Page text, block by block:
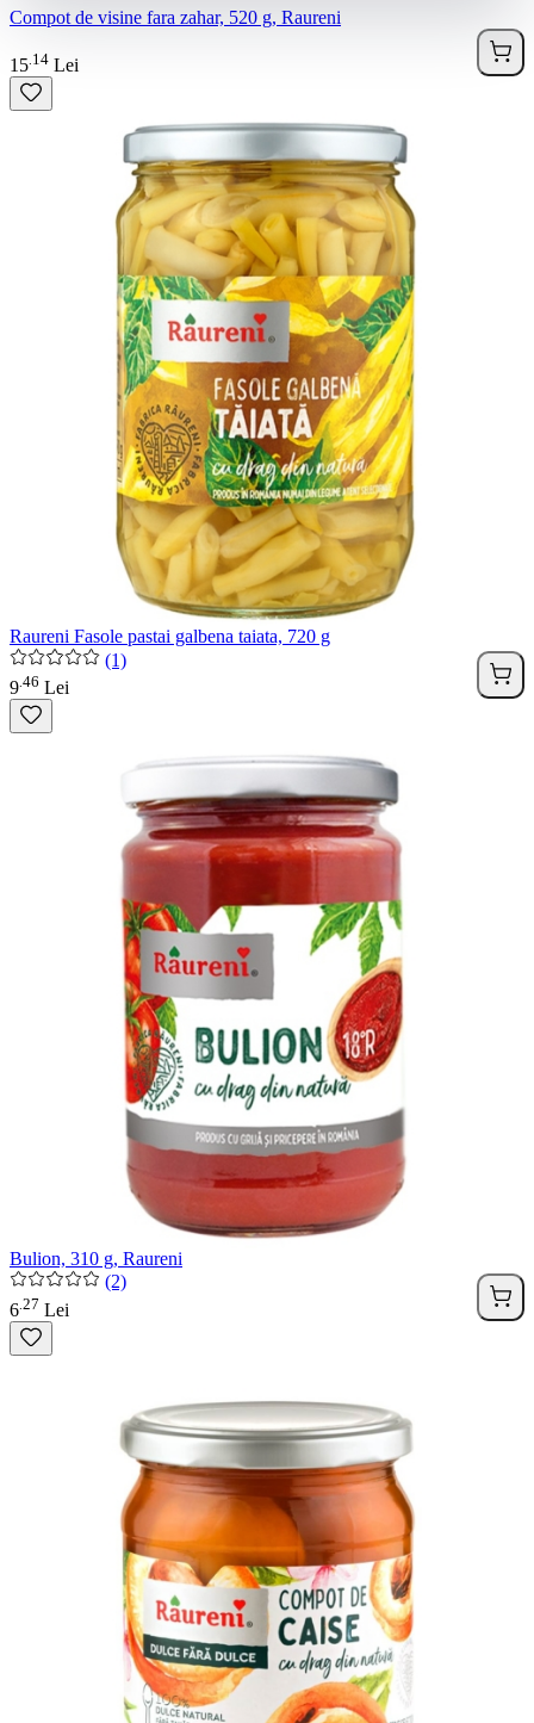
Compot de visine fara zahar, 520 g, Raureni
15 14 Lei
Raureni Fasole pastai galbena taiata, 720 g
(1)
9 46 Lei
Bulion, 310 g, Raureni
(2)
6 27 Lei